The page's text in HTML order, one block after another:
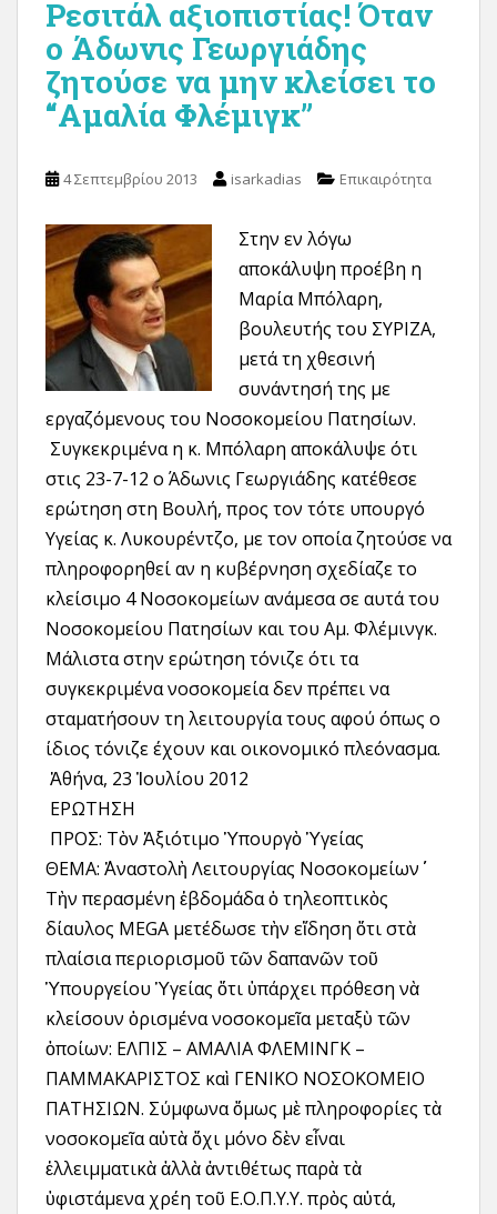
Ρεσιτάλ αξιοπιστίας! Όταν
ο Άδωνις Γεωργιάδης
ζητούσε να μην κλείσει το
“Αμαλία Φλέμιγκ”
4 Σεπτεμβρίου 2013 isarkadias Επικαιρότητα
Στην εν λόγω
αποκάλυψη προέβη η
Μαρία Μπόλαρη,
βουλευτής του ΣΥΡΙΖΑ,
μετά τη χθεσινή
συνάντησή της με
εργαζόμενους του Νοσοκομείου Πατησίων.
Συγκεκριμένα η κ. Μπόλαρη αποκάλυψε ότι
στις 23-7-12 ο Άδωνις Γεωργιάδης κατέθεσε
ερώτηση στη Βουλή, προς τον τότε υπουργό
Υγείας κ. Λυκουρέντζο, με τον οποία ζητούσε να
πληροφορηθεί αν η κυβέρνηση σχεδίαζε το
κλείσιμο 4 Νοσοκομείων ανάμεσα σε αυτά του
Νοσοκομείου Πατησίων και του Αμ. Φλέμινγκ.
Μάλιστα στην ερώτηση τόνιζε ότι τα
συγκεκριμένα νοσοκομεία δεν πρέπει να
σταματήσουν τη λειτουργία τους αφού όπως ο
ίδιος τόνιζε έχουν και οικονομικό πλεόνασμα.
Ἀθήνα, 23 Ἰουλίου 2012
ΕΡΩΤΗΣΗ
ΠΡΟΣ: Τὸν Ἀξιότιμο Ὑπουργὸ Ὑγείας
ΘΕΜΑ: ΄΄Ἀναστολὴ Λειτουργίας Νοσοκομείων΄΄
Τὴν περασμένη ἑβδομάδα ὁ τηλεοπτικὸς
δίαυλος MEGA μετέδωσε τὴν εἴδηση ὅτι στὰ
πλαίσια περιορισμοῦ τῶν δαπανῶν τοῦ
Ὑπουργείου Ὑγείας ὅτι ὑπάρχει πρόθεση νὰ
κλείσουν ὁρισμένα νοσοκομεῖα μεταξὺ τῶν
ὁποίων: ΕΛΠΙΣ – ΑΜΑΛΙΑ ΦΛΕΜΙΝΓΚ –
ΠΑΜΜΑΚΑΡΙΣΤΟΣ καὶ ΓΕΝΙΚΟ ΝΟΣΟΚΟΜΕΙΟ
ΠΑΤΗΣΙΩΝ. Σύμφωνα ὅμως μὲ πληροφορίες τὰ
νοσοκομεῖα αὐτὰ ὄχι μόνο δὲν εἶναι
ἐλλειμματικὰ ἀλλὰ ἀντιθέτως παρὰ τὰ
ὑφιστάμενα χρέη τοῦ Ε.Ο.Π.Υ.Υ. πρὸς αὐτά,